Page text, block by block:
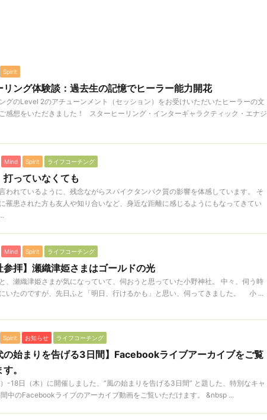
Spirit
リング体験談：過去生の記憶でヒーラー能力開花
グのLevel 2のアチューンメント（セッション）をお受けいただいたヒーラーの文
感想をいただきました！ スターヒーリング・インターギャラクティック・エナジ
Mind Spirit ライフコーチング
打っていなくても
われているように、残念ながらスパイクタンパク質の影響を体感しています。 そ
罹患された方も友人や知り合いなど、身近な距離に感じるようにもなってきてい
Mind Spirit ライフコーチング
参拝】瀬織津姫さまはゴールドの光
、瀬織津姫さまが気になっていて、伺おうと思っていた小野神社。 中々、伺う時
いたのですが、先日ふと「明日、行けるかも」と思い、伺ってきました。 小 ...
Spirit お知らせ ライフコーチング
の始まりを告げる3日間】Facebookライブアーカイブをご覧
。
-18日（木）に開催しました、”風の始まりを告げる3日間” と題した、特別なキャ
中のFacebookライブのアーカイブ動画をご覧いただけます。 &nbsp ...